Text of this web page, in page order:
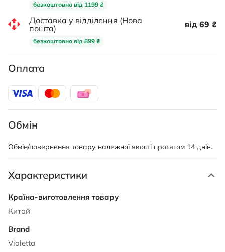
безкоштовно від 1199 ₴
Доставка у відділення (Нова
пошта)
безкоштовно від 899 ₴
від 69 ₴
Оплата
Обмін
Обмін/повернення товару належної якості протягом 14 днів.
Характеристики
Характеристики
Китай
Violetta